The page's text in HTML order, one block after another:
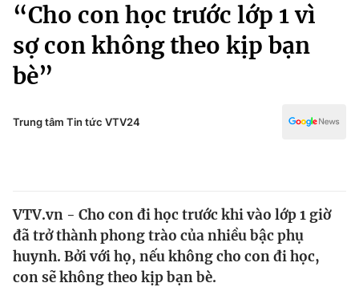
Chuyên mục
Chính trị
Thế giới
Tin tức
Pháp luật
Thể thao
“Cho con học trước lớp 1 vì
sợ con không theo kịp bạn
bè”
Trung tâm Tin tức VTV24
VTV.vn - Cho con đi học trước khi vào lớp 1 giờ
đã trở thành phong trào của nhiều bậc phụ
huynh. Bởi với họ, nếu không cho con đi học,
con sẽ không theo kịp bạn bè.